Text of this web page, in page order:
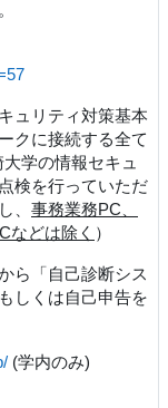
ュリティ対策基本
クに接続する全て
学の情報セキュ
検を行っていただ
、 事務業務PC、
などは除く ）
ら「自己診断シス
しくは自己申告を
(学内のみ)